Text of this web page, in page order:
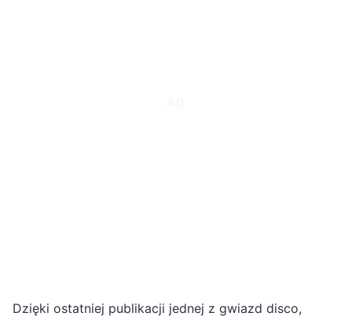
Dzięki ostatniej publikacji jednej z gwiazd disco,